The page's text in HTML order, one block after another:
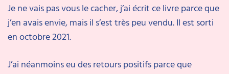
Je ne vais pas vous le cacher, j’ai écrit ce livre parce que
j’en avais envie, mais il s’est très peu vendu. Il est sorti
en octobre 2021.
J’ai néanmoins eu des retours positifs parce que